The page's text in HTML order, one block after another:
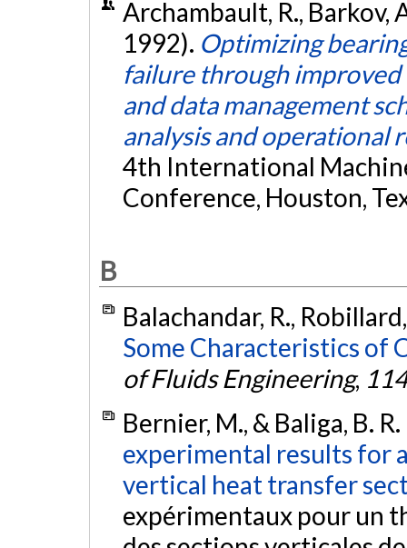
Archambault, R., Barkov,
1992). Optimizing
failure through
and data management
analysis and operational
4th International
Conference, Houston,
B
Balachandar, R.,
Some Characteristics of
of Fluids Engineering, 114
Bernier, M., & Baliga, B.
experimental results for
vertical heat transfer
expérimentaux pour un